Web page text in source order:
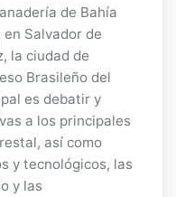
de Bahía
Salvador de
la ciudad de
Brasileño del
es debatir y
a los principales
así como
y tecnológicos, las
y las